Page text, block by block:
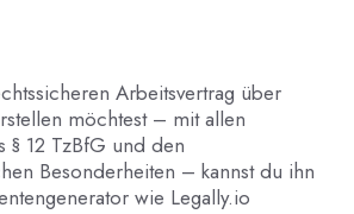
Arbeitsvertrag über
möchtest – mit allen
§ 12 TzBfG und den
Besonderheiten – kannst du ihn
wie Legally.io